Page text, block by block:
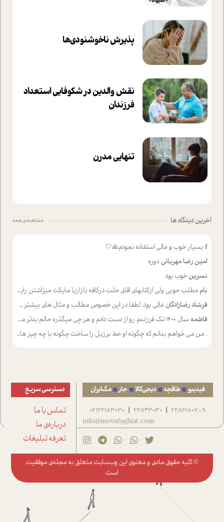
پذیرش ناخوشنودی‌ها
نقش والدین در شکوفا‌یی ا‌ستعداد
فرزندان‌
تنهایی مدرن
آخرین دیدگاه ها مشاهده ی همه
f بسیار خوب و عالی استفاده نمودم🙏🤍
امین رضا مهربانی دوره
نسرینخوب بود
بام مطلب حوبی ولی ازکتابهای اقای حلت درکافه بازاریا مایکت میزاشتن رایگان خوب بود ولی هرکدام خلاصه شده ش تومجله از طریق سایت هم خوبه اینکه درزیر اخرصفحه گذاشته شده خب ادم خبره میره نصب میکنه میخونه ولی هرکسی گوشیش ظرفیتش نداره باتشکر
فرشاد رضازادگان عالی بود. لطفا در این خصوص مطالب و مثال های بیشتر ی ارایه دهید
فاطمه سال ۱۴۰۰ تک فرزندم رو از دست دادم و هر چی میگذره حالم بدتر میشه و دلتنگتر تنایی رو ترجیح دادم و معاشرت برام سخت شده
. من می خواهم بدانم که چگونه او خط برزیل را ساخت چگونه با چه چیز هایی
فیدیبو طاقچه دیجی‌کالا جار مگ‌ایران
22861807-9
|
22843030
|
02122183030
info@movafaghiat.com
دسترسی سریع
تماس با ما
درباره‌ی ما
تعرفه تبلیغات
© کلیه حقوق مادی و معنوی این وب‌سایت متعلق به مجله‌ی موفقیت
است